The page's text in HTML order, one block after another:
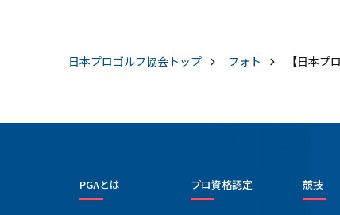
日本プロゴルフ協会 トップ フォト 【日本プ
PGAとは プロ資格認定 競技